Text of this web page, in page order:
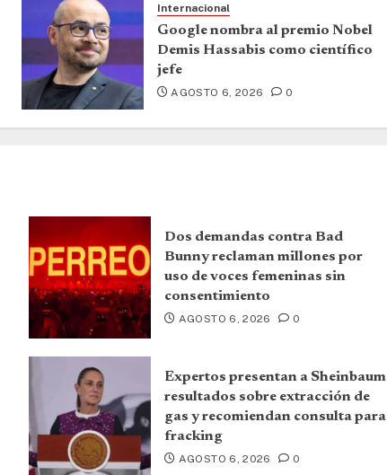
Internacional
Google nombra al premio Nobel
Demis Hassabis como científico
jefe
AGOSTO 6, 2026 0
Dos demandas contra Bad
Bunny reclaman millones por
uso de voces femeninas sin
consentimiento
AGOSTO 6, 2026 0
Expertos presentan a Sheinbaum
resultados sobre extracción de
gas y recomiendan consulta para
fracking
AGOSTO 6, 2026 0